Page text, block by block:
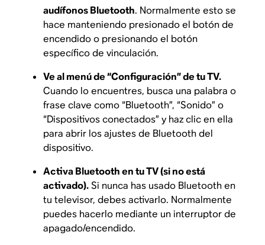
audífonos Bluetooth. Normalmente esto se
hace manteniendo presionado el botón de
encendido o presionando el botón
específico de vinculación.
Ve al menú de “Configuración” de tu TV.
Cuando lo encuentres, busca una palabra o
frase clave como “Bluetooth”, “Sonido” o
“Dispositivos conectados” y haz clic en ella
para abrir los ajustes de Bluetooth del
dispositivo.
Activa Bluetooth en tu TV (si no está
activado).Si nunca has usado Bluetooth en
tu televisor, debes activarlo. Normalmente
puedes hacerlo mediante un interruptor de
apagado/encendido.